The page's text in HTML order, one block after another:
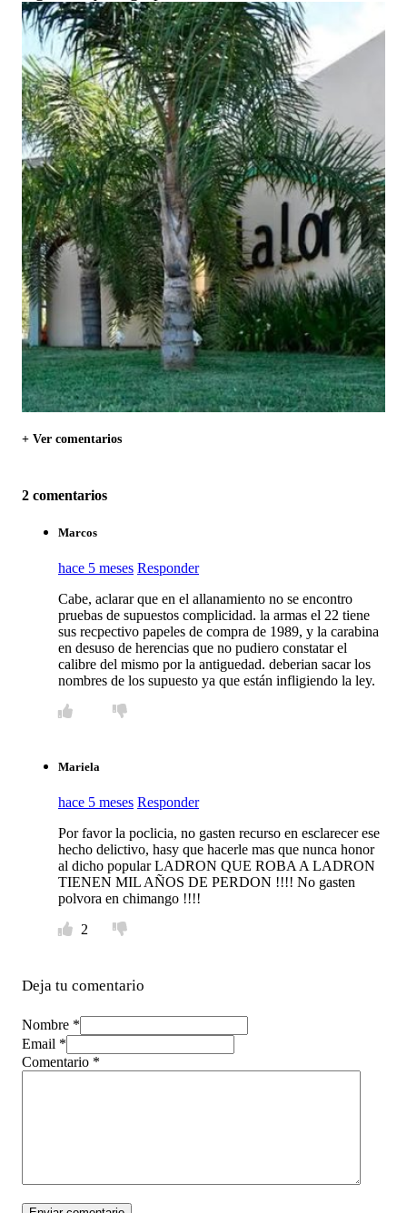
+ Ver comentarios
2 comentarios
Marcos
hace 5 meses Responder
Cabe, aclarar que en el allanamiento no se encontro
pruebas de supuestos complicidad. la armas el 22 tiene
sus recpectivo papeles de compra de 1989, y la carabina
en desuso de herencias que no pudiero constatar el
calibre del mismo por la antiguedad. deberian sacar los
nombres de los supuesto ya que están infligiendo la ley.
Mariela
hace 5 meses Responder
Por favor la poclicia, no gasten recurso en esclarecer ese
hecho delictivo, hasy que hacerle mas que nunca honor
al dicho popular LADRON QUE ROBA A LADRON
TIENEN MIL AÑOS DE PERDON !!!! No gasten
polvora en chimango !!!!
2
Deja tu comentario
Nombre *
Email *
Comentario *